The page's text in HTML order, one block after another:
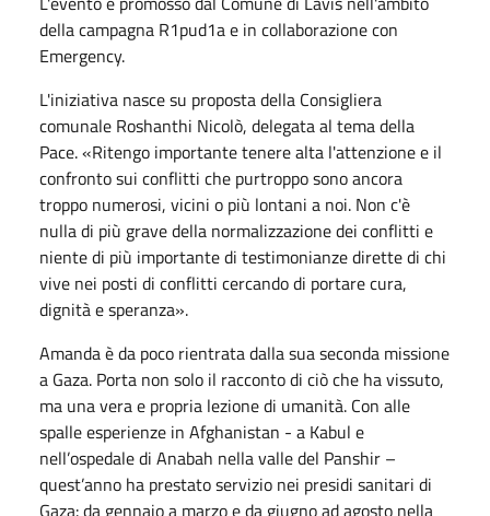
della campagna R1pud1a e in collaborazione con
Emergency.
L'iniziativa nasce su proposta della Consigliera
comunale Roshanthi Nicolò, delegata al tema della
Pace. «Ritengo importante tenere alta l'attenzione e il
confronto sui conflitti che purtroppo sono ancora
troppo numerosi, vicini o più lontani a noi. Non c'è
nulla di più grave della normalizzazione dei conflitti e
niente di più importante di testimonianze dirette di chi
vive nei posti di conflitti cercando di portare cura,
dignità e speranza».
Amanda è da poco rientrata dalla sua seconda missione
a Gaza. Porta non solo il racconto di ciò che ha vissuto,
ma una vera e propria lezione di umanità. Con alle
spalle esperienze in Afghanistan - a Kabul e
nell’ospedale di Anabah nella valle del Panshir –
quest’anno ha prestato servizio nei presidi sanitari di
Gaza: da gennaio a marzo e da giugno ad agosto nella